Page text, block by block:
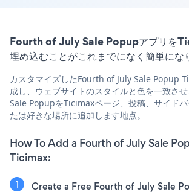
Fourth of July Sale Popupアプリを
埋め込むことがこれまでになく簡単にな
カスタマイズしたFourth of July Sale Popup
成し、ウェブサイトのスタイルと色を一致さ
Sale PopupをTicimaxページ、投稿、サイドバ
たは好きな場所に追加します地点。
How To Add a Fourth of July Sale
Ticimax:
Create a Free Fourth of July Sale